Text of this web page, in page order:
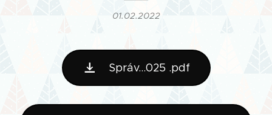
01.02.2022
Správ...025 .pdf